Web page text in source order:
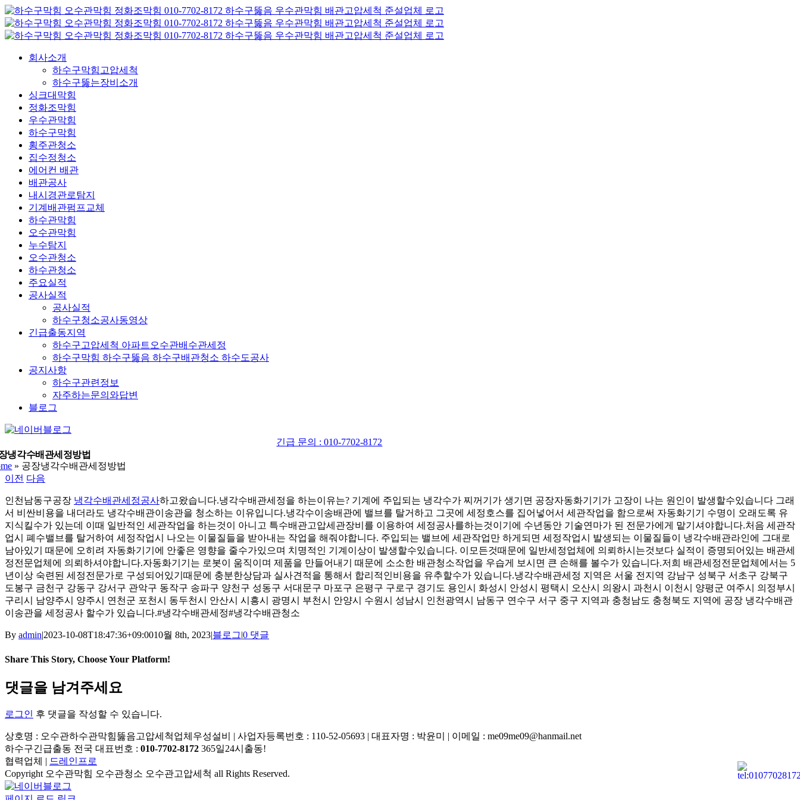
콘
텐
츠
회사소개
하수구막힘고압세척
하수구뚫는장비소개
싱크대막힘
정화조막힘
우수관막힘
하수구막힘
횡주관청소
집수정청소
에어컨 배관
배관공사
내시경관로탐지
기계배관펌프교체
하수관막힘
오수관막힘
누수탐지
오수관청소
하수관청소
주요실적
공사실적
공사실적
하수구청소공사동영상
긴급출동지역
하수구고압세척 아파트오수관배수관세정
하수구막힘 하수구뚫음 하수구배관청소 하수도공사
공지사항
하수구관련정보
자주하는문의와답변
블로그
네
버
블
로
긴급 문의 : 010-7702-8172
냉각수배관세정방법
» 공장냉각수배관세정방법
이전 다음
인천남동구공장 냉각수배관세정공사하고왔습니다.냉각수배관세정을 하는이유는? 기계에 주입되는 냉각수가 찌꺼기가 생기면 공장자동화기기가 고장이 나는 원인이 발생할수있습니다 그래
서 비싼비용을 내더라도 냉각수배관이송관을 청소하는 이유입니다.냉각수이송배관에 밸브를 탈거하고 그곳에 세정호스를 집어넣어서 세관작업을 함으로써 자동화기기 수명이 오래도록 유
지식킬수가 있는데 이때 일반적인 세관작업을 하는것이 아니고 특수배관고압세관장비를 이용하여 세정공사를하는것이기에 수년동안 기술연마가 된 전문가에게 맡기셔야합니다.처음 세관작
업시 폐수밸브를 탈거하여 세정작업시 나오는 이물질들을 받아내는 작업을 해줘야합니다. 주입되는 밸브에 세관작업만 하게되면 세정작업시 발생되는 이물질들이 냉각수배관라인에 그대로
남아있기 때문에 오히려 자동화기기에 안좋은 영향을 줄수가있으며 치명적인 기계이상이 발생할수있습니다. 이모든것때문에 일반세정업체에 의뢰하시는것보다 실적이 증명되어있는 배관세
정전문업체에 의뢰하셔야합니다.자동화기기는 로봇이 움직이며 제품을 만들어내기 때문에 소소한 배관청소작업을 우습게 보시면 큰 손해를 볼수가 있습니다.저희 배관세정전문업체에서는 5
년이상 숙련된 세정전문가로 구성되어있기때문에 충분한상담과 실사견적을 통해서 합리적인비용을 유추할수가 있습니다.냉각수배관세정 지역은 서울 전지역 강남구 성북구 서초구 강북구
도봉구 금천구 강동구 강서구 관악구 동작구 송파구 양천구 성동구 서대문구 마포구 은평구 구로구 경기도 용인시 화성시 안성시 평택시 오산시 의왕시 과천시 이천시 양평군 여주시 의정부시
구리시 남양주시 양주시 연천군 포천시 동두천시 안산시 시흥시 광명시 부천시 안양시 수원시 성남시 인천광역시 남동구 연수구 서구 중구 지역과 충청남도 충청북도 지역에 공장 냉각수배관
이송관을 세정공사 할수가 있습니다.#냉각수배관세정#냉각수배관청소
By admin|2023-10-08T18:47:36+09:0010월 8th, 2023|블로그|0 댓글
Share This Story, Choose Your Platform!
Facebook
X
Reddit
LinkedIn
Tumblr
Pinterest
Vk
이
메
댓글을 남겨주세요
로그인 후 댓글을 작성할 수 있습니다.
상호명 : 오수관하수관막힘뚫음고압세척업체우성설비 | 사업자등록번호 : 110-52-05693 | 대표자명 : 박윤미 | 이메일 : me09me09@hanmail.net
하수구긴급출동 전국 대표번호 : 010-7702-8172 365일24시출동!
협력업체 | 드레인프로
Copyright 오수관막힘 오수관청소 오수관고압세척 all Rights Reserved.
네